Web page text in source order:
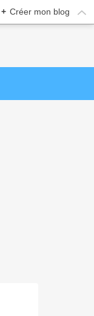
+ Créer mon blog